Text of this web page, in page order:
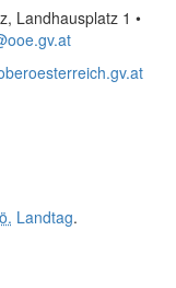
Landhausplatz 1 •
Landtag.